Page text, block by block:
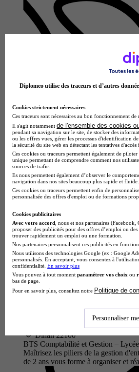
Lycée polyvalent Jeanne d'Arc -
et de la gestion enseignement
1 avis
Pontivy 56300
Au Lycée polyvalent Jeanne d'Arc -
STMG spécialité Gestion et Finance
professionnels de la gestion
formatio…
Lycée la Fontaine des Eaux
BTS - Comptabilité et gestion
Dinan 22100
BTS Comptabilité et Gestion –
Maîtrisez les piliers de la gestion
de 2 ans vous forme à organiser et
Diplomeo utilise des traceurs et d’autres
Cookies strictement nécessaires
Ces traceurs sont nécessaires au bon fonctionnement de
Il s'agit notamment de l'ensemble des cookies
pendant sa navigation sur le site, de stocker des
ou les offres vues, gérer les processus d'identification
la sécurité du site web en détectant les tentatives
Ces cookies ou traceurs permettent également de
unique permettant de comprendre comment nos
sources de trafic.
Ils nous permettent également d’observer le
navigation dans nos sites beaucoup plus rapide et fluide.
Ces cookies ou traceurs permettent enfin de
personnalisée des offres d'emploi ou de formations
Cookies publicitaires
Avec votre accord , nous et nos partenaires
proposer des publicités pour des offres d’emploi ou
trouver rapidement un emploi ou une formation.
Nos partenaires personnalisent ces publicités en
Nous utilisons des technologies Google (ex : Google
personnalisés. En acceptant, vous consentez à
confidentialité. En savoir plus
Vous pouvez à tout moment paramétrer vos choix ou
bas de page.
Pour en savoir plus, consultez notre Politique de
Personnaliser